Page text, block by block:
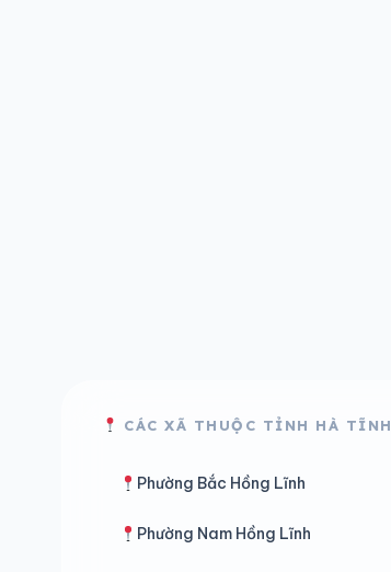
CÁC XÃ THUỘC TỈNH HÀ TĨNH
Phường Bắc Hồng Lĩnh
Phường Nam Hồng Lĩnh